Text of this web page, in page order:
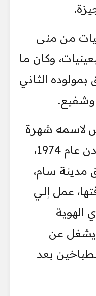
من منى
وكان ما
الثاني
وشفيع.
لاسمه شهرة
في مجال الطبخ، غادر عدن عام 1974،
مدينة سام،
عمل إلي
الهوية
يشغل عن
بعد